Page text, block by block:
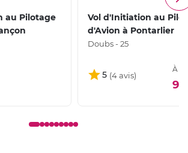
au Pilotage
Vol d'Initiation au
d'Avion à Pontarlier
Doubs - 25
5
À